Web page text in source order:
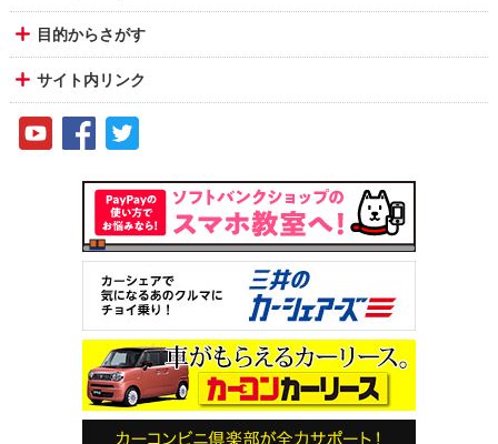
目的からさがす
サイト内リンク